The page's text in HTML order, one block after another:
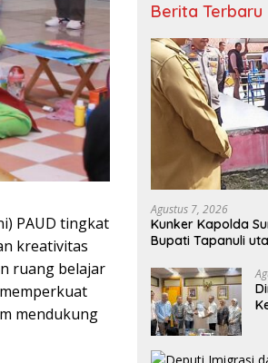
PAUD tingkat
kreativitas
ruang belajar
mendukung
Berita Terbaru
Agustus 7, 2026
Kunker Kapolda
Bupati Tapanuli